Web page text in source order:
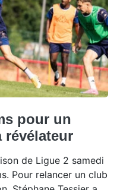
pour un
révélateur
de Ligue 2 samedi
Pour relancer un club